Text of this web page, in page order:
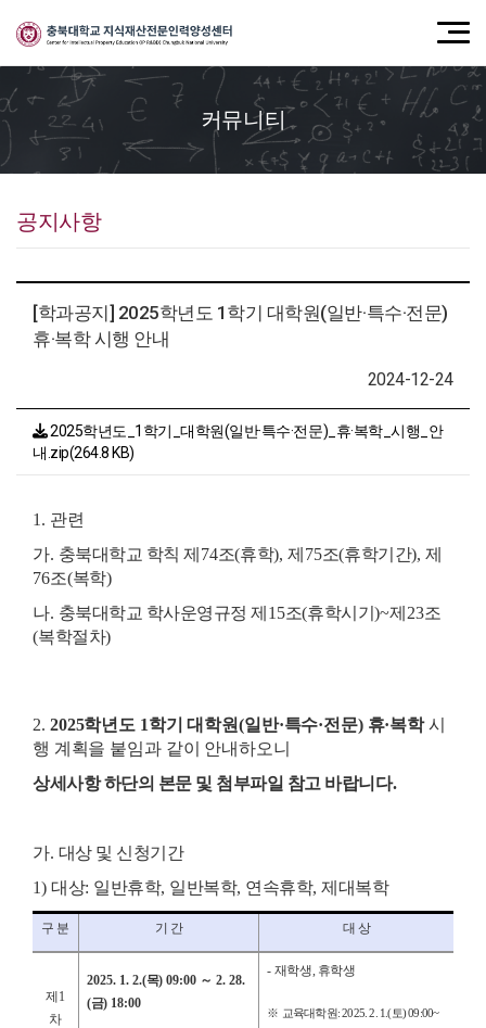
커뮤니티
공지사항
[학과공지] 2025학년도 1학기 대학원(일반·특수·전문)
휴·복학 시행 안내
2024-12-24
2025학년도_1학기_대학원(일반·특수·전문)_휴·복학_시행_안
내.zip(264.8 KB)
1. 관련
가. 충북대학교 학칙 제 74조(휴학),제 75조(휴학기간),제
76조(복학)
나. 충북대학교 학사운영규정 제 15조(휴학시기)~제 23조
(복학절차)
2. 2025학년도 1학기 대학원(일반·특수·전문) 휴·복학 시
행 계획을 붙임과 같이 안내하오니
상세사항 하단의 본문 및 첨부파일 참고 바랍니다.
가. 대상 및 신청기간
1) 대상: 일반휴학, 일반복학, 연속휴학,제대복학
구 분 기 간 대 상
제 1
차
2025. 1. 2.(목) 09:00 ～2. 28.
(금) 18:00
- 재학생, 휴학생
※ 교육대학원: 2025. 2. 1.(토) 09:00~